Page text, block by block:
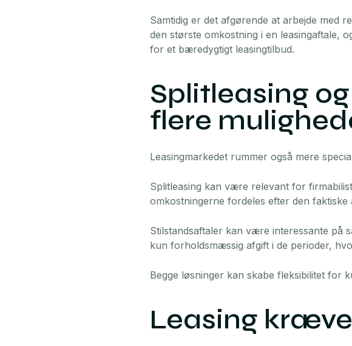
Samtidig er det afgørende at arbejde med
den største omkostning i en leasingaftale,
for et bæredygtigt leasingtilbud.
Splitleasing
flere
Leasingmarkedet rummer også mere
Splitleasing kan være relevant for
omkostningerne fordeles efter den faktiske
Stilstandsaftaler kan være interessante på
kun forholdsmæssig afgift i de perioder,
Begge løsninger kan skabe fleksibilitet for
Leasing